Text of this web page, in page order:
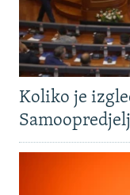
Koliko je